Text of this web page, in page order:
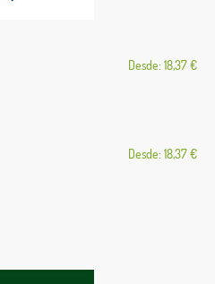
Desde: 18,37 €
Desde: 18,37 €